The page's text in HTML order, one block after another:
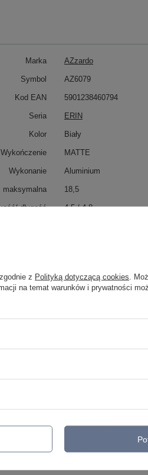
Marka AZzardo
Symbol AZ6079
Kod EAN 5901238460794
Seria ERIN
Kolor Biały
Wykończenie MATTE
Wykonanie Aluminium
maksymalna 18,5
długość
4,5 / 4,8
światła LED zintegrowany
Napiecie ~ 230V
z Polityką dotyczącą cookies .
na temat warunków i prywatności